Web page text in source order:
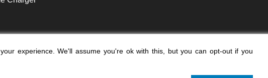
experience. We'll assume you're ok with this, but you can opt-out if you